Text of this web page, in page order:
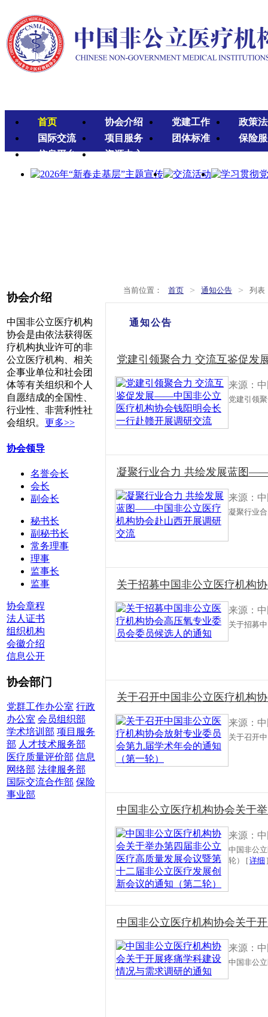
首页 协会介绍 党建工作
政策
国际交流
项目服务 团体标准
保险
信息平台
资源中心
协会介绍
中国非公立医疗机构
协会是由依法获得医
疗机构执业许可的非
公立医疗机构、相关
企事业单位和社会团
体等有关组织和个人
自愿结成的全国性、
行业性、非营利性社
会组织。 更多>>
协会领导
名誉会长
会长
副会长
秘书长
副秘书长
常务理事
理事
监事长
监事
协会章程
法人证书
组织机构
会徽介绍
信息公开
协会部门
党群工作办公室 行政
办公室 会员组织部
学术培训部 项目服务
部 人才技术服务部
医疗质量评价部 信息
网络部 法律服务部
国际交流合作部 保险
事业部
当前位置： 首页 > 通知公告 > 列表
通知公告
党建引领聚合力 交流互鉴促
来源：
党建引领
凝聚行业合力 共绘发展蓝图
来源：
凝聚行业
关于招募中国非公立医疗机构
来源：
关于招募
关于召开中国非公立医疗机构
来源：
关于召开
中国非公立医疗机构协会关于
来源：
中国非公
轮） [详细 ]
中国非公立医疗机构协会关于
来源：
中国非公